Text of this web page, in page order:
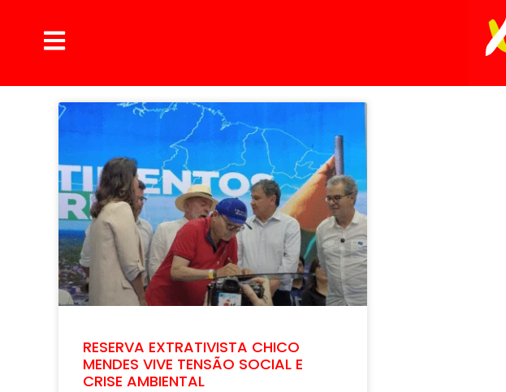
RESERVA EXTRATIVISTA CHICO
MENDES VIVE TENSÃO SOCIAL E
CRISE AMBIENTAL